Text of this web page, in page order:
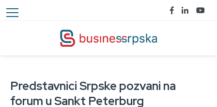
Predstavnici Srpske pozvani na
forum u Sankt Peterburg